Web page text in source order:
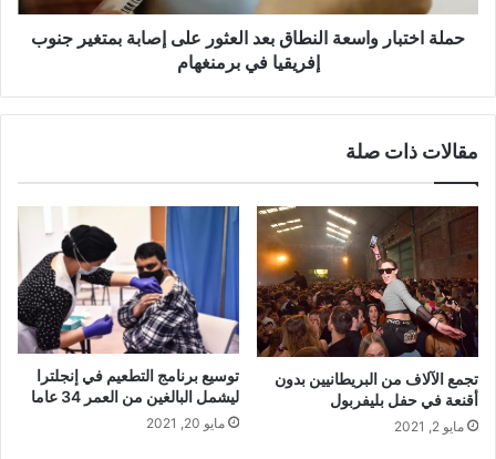
بمتغير
جنوب
حملة اختبار واسعة النطاق بعد العثور على إصابة بمتغير جنوب
إفريقيا في برمنغهام
مقالات ذات صلة
تجمع الآلاف من البريطانيين بدون
أقنعة في حفل بليفربول
مايو 2, 2021
توسيع برنامج التطعيم في إنجلترا
ليشمل البالغين من العمر 34 عاما
مايو 20, 2021